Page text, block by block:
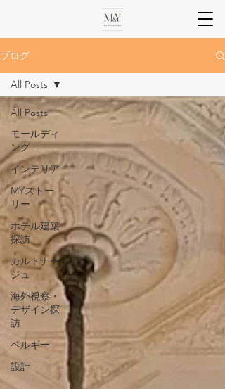
ブログ
All Posts
モールディ
ング
インテリア
MYストー
リー
ホテル建築
探訪
カルトナー
ジュ
海外視察・
デザイン探
訪
ベルギー
設計
All Posts